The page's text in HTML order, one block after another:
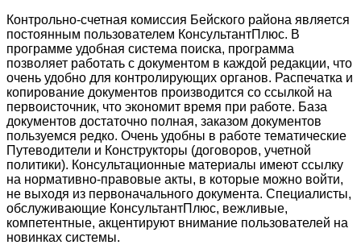
Контрольно-счетная комиссия Бейского района является
постоянным пользователем КонсультантПлюс. В
программе удобная система поиска, программа
позволяет работать с документом в каждой редакции, что
очень удобно для контролирующих органов. Распечатка и
копирование документов производится со ссылкой на
первоисточник, что экономит время при работе. База
документов достаточно полная, заказом документов
пользуемся редко. Очень удобны в работе тематические
Путеводители и Конструкторы (договоров, учетной
политики). Консультационные материалы имеют ссылку
на нормативно-правовые акты, в которые можно войти,
не выходя из первоначального документа. Специалисты,
обслуживающие КонсультантПлюс, вежливые,
компетентные, акцентируют внимание пользователей на
новинках системы.